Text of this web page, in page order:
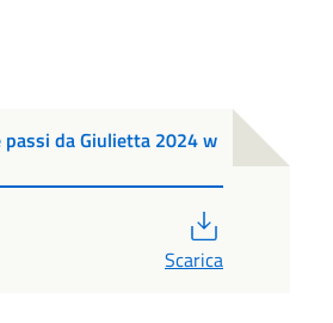
passi da Giulietta 2024 w
Scarica